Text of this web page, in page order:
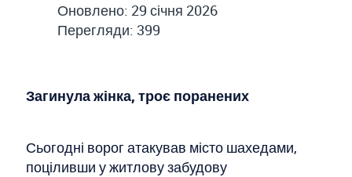
Оновлено: 29 січня 2026
Перегляди: 399
Загинула жінка, троє поранених
Сьогодні ворог атакував місто шахедами,
поціливши у житлову забудову